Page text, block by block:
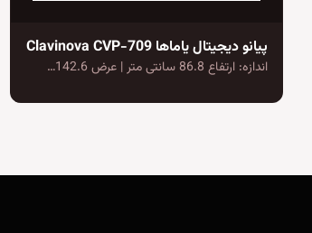
پیانو دیجیتال یاماها Clavinova CVP-709
اندازه: ارتفاع 86.8 سانتی متر | عرض 142.6…